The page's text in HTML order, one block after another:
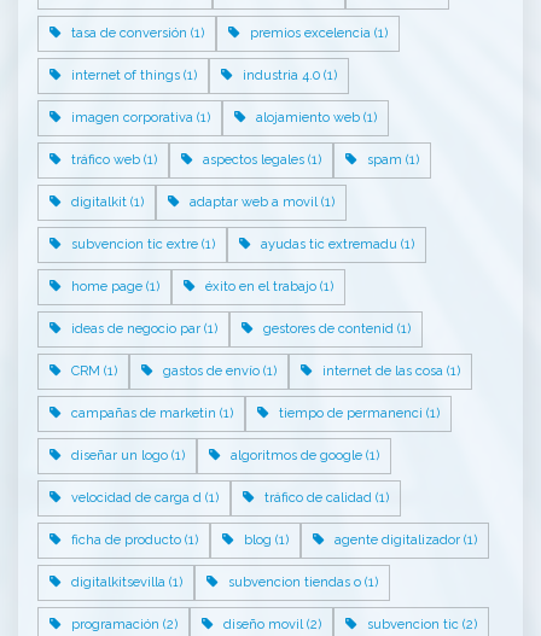
tasa de conversión (1) premios excelencia (1)
internet of things (1) industria 4.0 (1)
imagen corporativa (1) alojamiento web (1)
tráfico web (1) aspectos legales (1) spam (1)
digitalkit (1) adaptar web a movil (1)
subvencion tic extre (1) ayudas tic extremadu (1)
home page (1) éxito en el trabajo (1)
ideas de negocio par (1) gestores de contenid (1)
CRM (1) gastos de envío (1) internet de las cosa (1)
campañas de marketin (1) tiempo de permanenci (1)
diseñar un logo (1) algoritmos de google (1)
velocidad de carga d (1) tráfico de calidad (1)
ficha de producto (1) blog (1) agente digitalizador (1)
digitalkitsevilla (1) subvencion tiendas o (1)
programación (2) diseño movil (2) subvencion tic (2)